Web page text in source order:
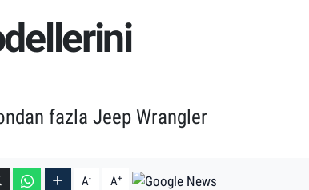
fazla Jeep Wrangler
A- A+